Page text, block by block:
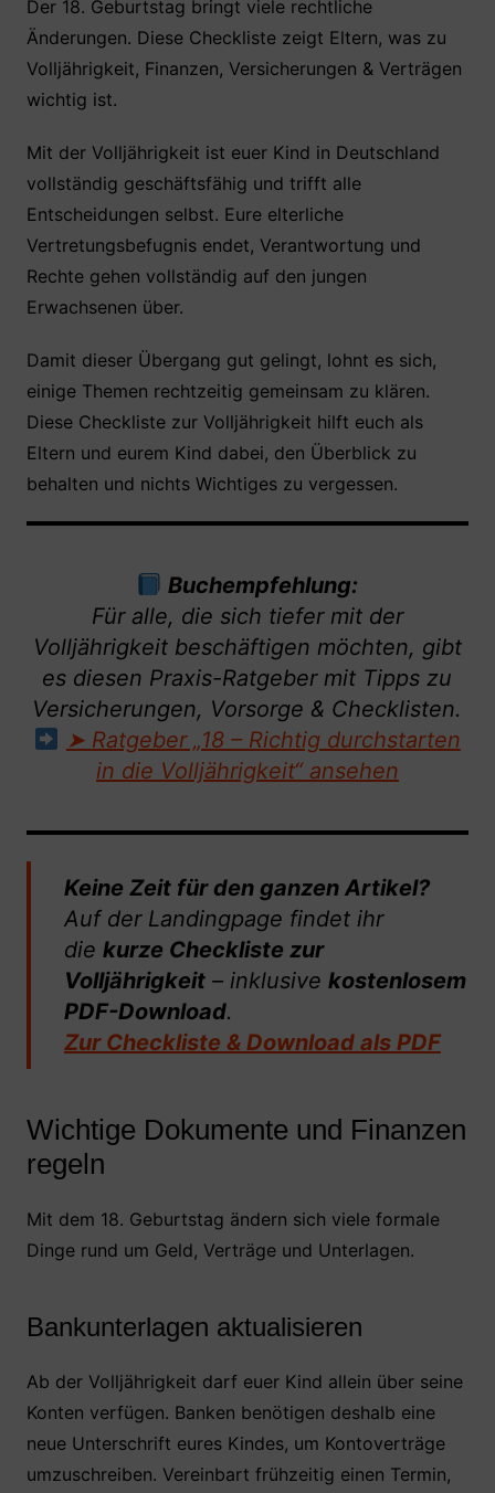
c
e
b
o
o
k
itt
er
at
s
A
p
er
e
st
le
n
Der 18. Geburtstag bringt viele rechtliche
Änderungen. Diese Checkliste zeigt Eltern, was zu
Volljährigkeit, Finanzen, Versicherungen & Verträgen
wichtig ist.
Mit der Volljährigkeit ist euer Kind in Deutschland
vollständig geschäftsfähig und trifft alle
Entscheidungen selbst. Eure elterliche
Vertretungsbefugnis endet, Verantwortung und
Rechte gehen vollständig auf den jungen
Erwachsenen über.
Damit dieser Übergang gut gelingt, lohnt es sich,
einige Themen rechtzeitig gemeinsam zu klären.
Diese Checkliste zur Volljährigkeit hilft euch als
Eltern und eurem Kind dabei, den Überblick zu
behalten und nichts Wichtiges zu vergessen.
Buchempfehlung:
Für alle, die sich tiefer mit der
Volljährigkeit beschäftigen möchten, gibt
es diesen Praxis-Ratgeber mit Tipps zu
Versicherungen, Vorsorge & Checklisten.
➤ Ratgeber „18 – Richtig durchstarten
in die Volljährigkeit“ ansehen
Keine Zeit für den ganzen Artikel?
Auf der Landingpage findet ihr
die kurze Checkliste zur
Volljährigkeit– inklusive kostenlosem
PDF-Download.
Zur Checkliste & Download als PDF
Wichtige Dokumente und Finanzen
regeln
Mit dem 18. Geburtstag ändern sich viele formale
Dinge rund um Geld, Verträge und Unterlagen.
Bankunterlagen aktualisieren
Ab der Volljährigkeit darf euer Kind allein über seine
Konten verfügen. Banken benötigen deshalb eine
neue Unterschrift eures Kindes, um Kontoverträge
umzuschreiben. Vereinbart frühzeitig einen Termin,